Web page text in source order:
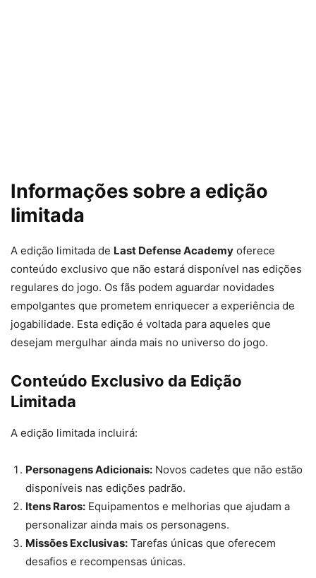
Informações sobre a edição
limitada
A edição limitada de Last Defense Academy oferece
conteúdo exclusivo que não estará disponível nas edições
regulares do jogo. Os fãs podem aguardar novidades
empolgantes que prometem enriquecer a experiência de
jogabilidade. Esta edição é voltada para aqueles que
desejam mergulhar ainda mais no universo do jogo.
Conteúdo Exclusivo da Edição
Limitada
A edição limitada incluirá:
Personagens Adicionais: Novos cadetes que não estão
disponíveis nas edições padrão.
Itens Raros: Equipamentos e melhorias que ajudam a
personalizar ainda mais os personagens.
Missões Exclusivas: Tarefas únicas que oferecem
desafios e recompensas únicas.